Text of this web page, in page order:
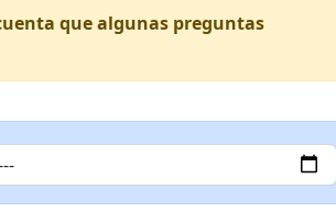
que algunas preguntas